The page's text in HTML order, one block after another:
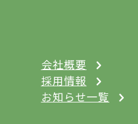
会社概要
採用情報
お知らせ一覧